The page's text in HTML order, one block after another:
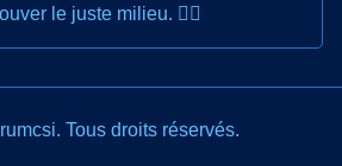
le juste milieu. 🤷‍♂️
Tous droits réservés.